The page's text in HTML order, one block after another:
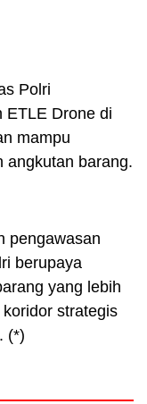
Polri
ETLE Drone di
mampu
angkutan barang.
pengawasan
berupaya
yang lebih
strategis
(*)